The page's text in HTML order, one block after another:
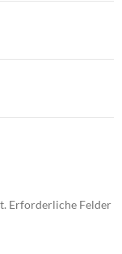
Erforderliche Felder